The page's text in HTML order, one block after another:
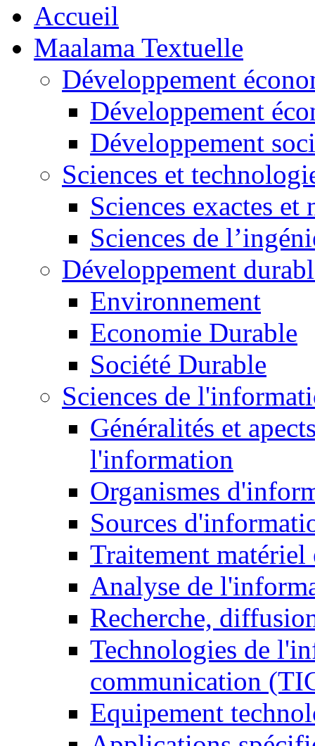
Accueil
Maalama Textuelle
Développement
Développement
Développement
Sciences et
Sciences exactes et
Sciences de
Développement
Environnement
Economie Durable
Société Durable
Sciences de
Généralités et
l'information
Organismes
Sources
Traitement matériel
Analyse de
Recherche,
Technologies de
communication
Equipement